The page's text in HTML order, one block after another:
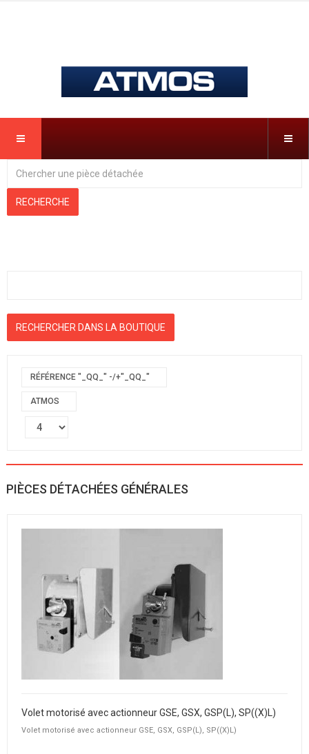
RÉFÉRENCE "_QQ_" -/+"_QQ_"
ATMOS
PIÈCES DÉTACHÉES GÉNÉRALES
Volet motorisé avec actionneur GSE, GSX, GSP(L), SP((X)L)
Volet motorisé avec actionneur GSE, GSX, GSP(L), SP((X)L)